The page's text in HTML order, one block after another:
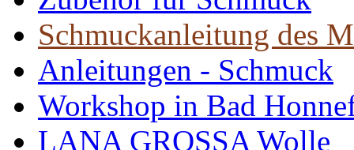
Schmuckanleitung des
Anleitungen - Schmuck
Workshop in Bad
LANA GROSSA Wolle